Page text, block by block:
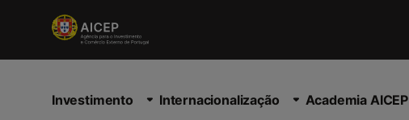
Investimento Internacionalização Academia AICEP